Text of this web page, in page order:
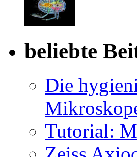
beliebte
Die
Tutorial: